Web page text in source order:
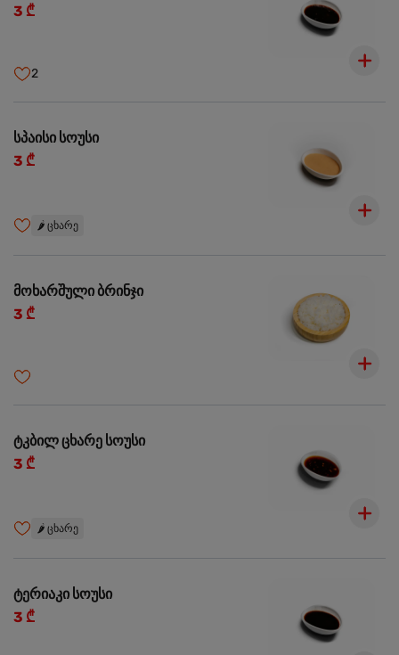
3 ₾
2
სპაისი სოუსი
3 ₾
🌶️ ცხარე
მოხარშული ბრინჯი
3 ₾
ტკბილ ცხარე სოუსი
3 ₾
🌶️ ცხარე
ტერიაკი სოუსი
3 ₾